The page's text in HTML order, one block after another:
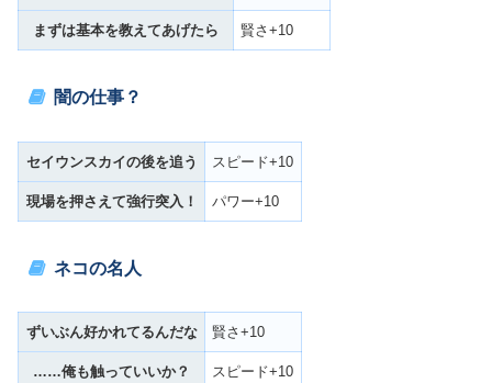
まずは基本を教えてあげたら 賢さ+10
闇の仕事？
セイウンスカイの後を追う スピード+10
現場を押さえて強行突入！ パワー+10
ネコの名人
ずいぶん好かれてるんだな 賢さ+10
……俺も触っていいか？ スピード+10